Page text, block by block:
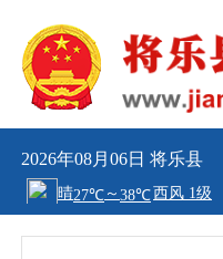
2026年08月06日将乐县